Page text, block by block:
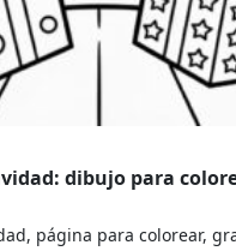
dibujo para
página para colorear,